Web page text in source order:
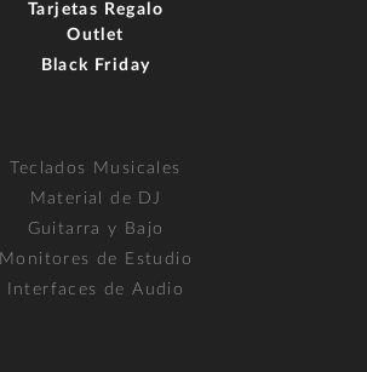
Tarjetas Regalo
Outlet
Black Friday
Teclados Musicales
Material de DJ
Guitarra y Bajo
Monitores de Estudio
Interfaces de Audio